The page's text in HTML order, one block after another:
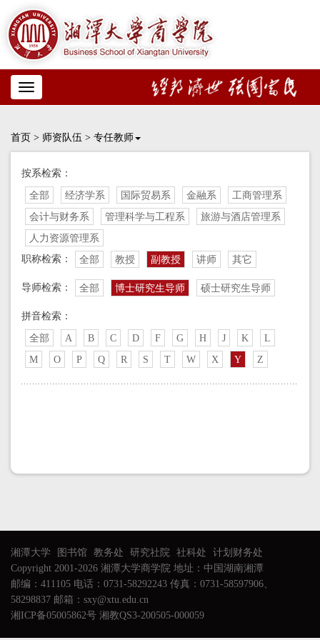
Toggle
navigation
首页 > 师资队伍 > 专任教师
按系检索：
全部 经济学系 国际贸易系 金融系
工商管理系
会计与财务系
管理科学与工程系
旅游与酒店管理系
人力资源管理系
职称检索：
全部 教授 副教授 讲师 其它
导师检索： 全部 博士研究生导师 硕士研究生导师
拼音检索：
全部 A B C D F G H J K
L
M
O P Q R S T W X Y Z
湘潭大学 图书馆 教务处 研究社院 社科处
计划财务处
Copyright 2001-2026 湘潭大学商学院 地址：中国湖南湘潭
邮编：411105 电话：0731-58292243 传真：0731-58597906、
58298837 邮箱：sxy@xtu.edu.cn
湘ICP备05005862号 湘教QS3-200505-000059